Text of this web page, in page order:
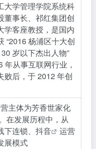
大学管理学院系统科
董事长、祁红集团创
学客座教授，是国内
“2016 杨浦区十大创
岁以下杰出人物”
从事互联网行业，
败后，于 2012 年创
主体为芳香世家化
在发展历程中，从
连锁、 抖音
运营
展模式